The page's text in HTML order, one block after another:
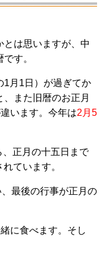
とは思いますが、中
す。
1月1日）が過ぎてか
、また旧暦のお正月
います。今年は2月5
正月の十五日まで
ています。
最後の行事が正月の
に食べます。そし